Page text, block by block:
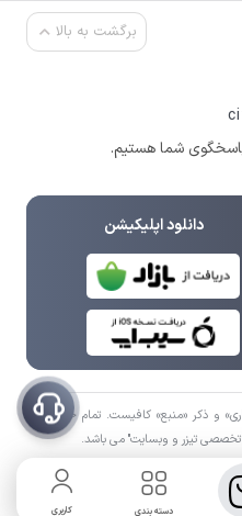
دسته بندی کاربری
برگشت به بالا
دانلود اپلیکیشن
و ذکر «منبع» کافیست. تمام حقوق اين
تخصصی تیزر و وبسایت" می باشد.